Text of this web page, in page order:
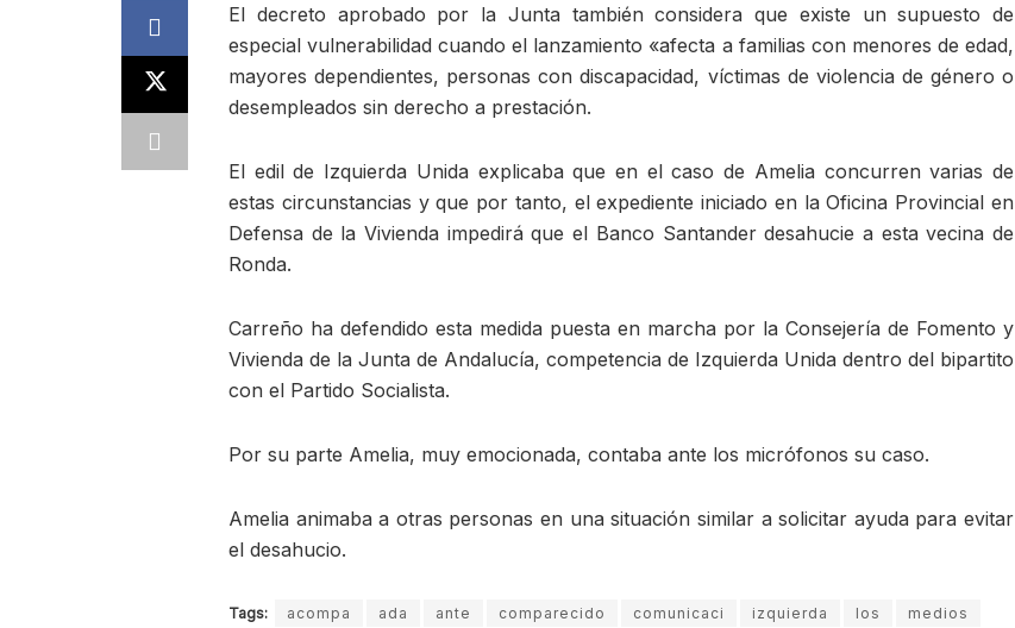
El decreto aprobado por la Junta también considera que existe un supuesto de
especial vulnerabilidad cuando el lanzamiento «afecta a familias con menores de edad,
mayores dependientes, personas con discapacidad, víctimas de violencia de género o
desempleados sin derecho a prestación.
El edil de Izquierda Unida explicaba que en el caso de Amelia concurren varias de
estas circunstancias y que por tanto, el expediente iniciado en la Oficina Provincial en
Defensa de la Vivienda impedirá que el Banco Santander desahucie a esta vecina de
Ronda.
Carreño ha defendido esta medida puesta en marcha por la Consejería de Fomento y
Vivienda de la Junta de Andalucía, competencia de Izquierda Unida dentro del bipartito
con el Partido Socialista.
Por su parte Amelia, muy emocionada, contaba ante los micrófonos su caso.
Amelia animaba a otras personas en una situación similar a solicitar ayuda para evitar
el desahucio.
Tags: acompa ada ante comparecido comunicaci izquierda los
medios